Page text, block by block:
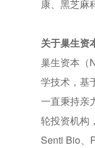
康、黑芝麻
关于巢生资
巢生资本（
学技术，基
一直秉持亲
轮投资机构
Senti Bio、